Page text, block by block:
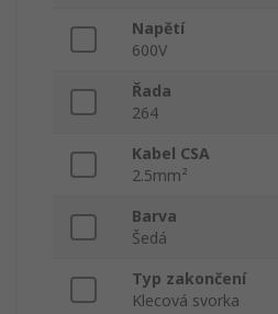
Napětí
600V
Řada
264
Kabel CSA
2.5mm²
Barva
Šedá
Typ zakončení
Klecová svorka